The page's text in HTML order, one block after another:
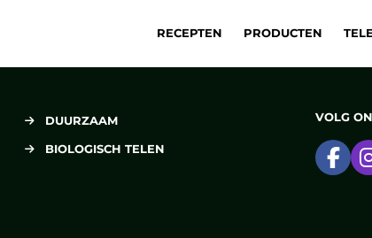
RECEPTEN PRODUCTEN
DUURZAAM
BIOLOGISCH TELEN
VOLG
Ga